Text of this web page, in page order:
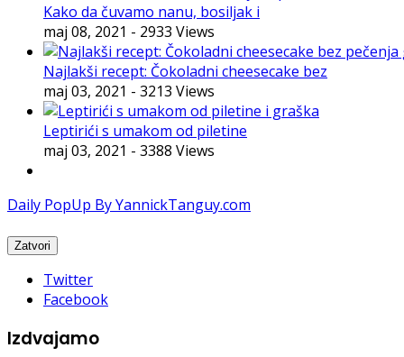
Kako da čuvamo nanu, bosiljak i
maj 08, 2021 - 2933 Views
Najlakši recept: Čokoladni cheesecake bez
maj 03, 2021 - 3213 Views
Leptirići s umakom od piletine
maj 03, 2021 - 3388 Views
Daily PopUp By YannickTanguy.com
Twitter
Facebook
Izdvajamo